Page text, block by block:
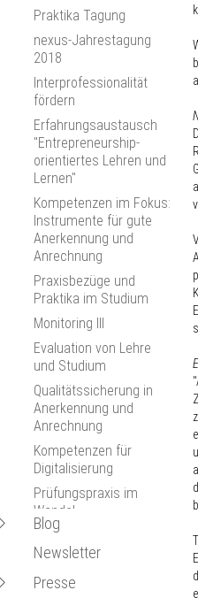
Praktika Tagung
nexus-Jahrestagung
2018
Interprofessionalität
fördern
Erfahrungsaustausch
"Entrepreneurship-
orientiertes Lehren und
Lernen"
Kompetenzen im Fokus:
Instrumente für gute
Anerkennung und
Anrechnung
Praxisbezüge und
Praktika im Studium
Monitoring III
Evaluation von Lehre
und Studium
Qualitätssicherung in
Anerkennung und
Anrechnung
Kompetenzen für
Digitalisierung
Prüfungspraxis im
Wandel
20 Jahre Lissabon-
Konvention: Quo vadis
Blog
Navigation
öffnen
Employability als ein
Ziel des
Universitätsstudiums -
Newsletter
Presse
Navigation